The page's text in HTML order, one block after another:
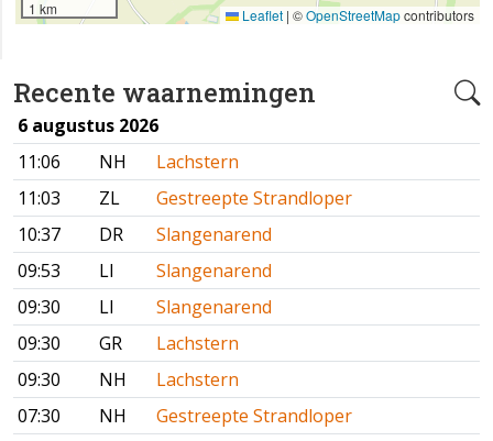
Recente waarnemingen
6 augustus 2026
11:06
NH
Lachstern
11:03
ZL
Gestreepte Strandloper
10:37
DR
Slangenarend
09:53
LI
Slangenarend
09:30
LI
Slangenarend
09:30
GR
Lachstern
09:30
NH
Lachstern
07:30
NH
Gestreepte Strandloper
1 km Leaflet | ©OpenStreetMapcontributors